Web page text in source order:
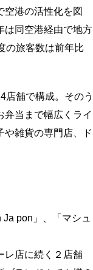
空港の活性化を図
は同空港経由で地方
の旅客数は前年比
舗で構成。そのう
当まで幅広くライ
や雑貨の専門店、ド
pon」、「マシュ
店に続く２店舗